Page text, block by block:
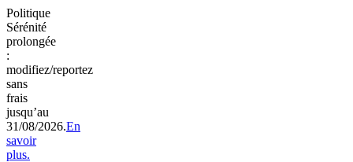
Politique
Sérénité
prolongée
:
modifiez/reportez
sans
frais
jusqu’au
31/08/2026.En
savoir
plus.